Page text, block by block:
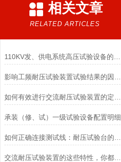
相关文章
RELATED ARTICLES
承装（修、试）一级试验设备配置明细
交流耐压试验装置的这些特性，你都了解吗？